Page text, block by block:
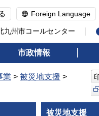
Foreign Language
九州市コールセンター
市政情報
業 > 被災地支援 >
被災地支援